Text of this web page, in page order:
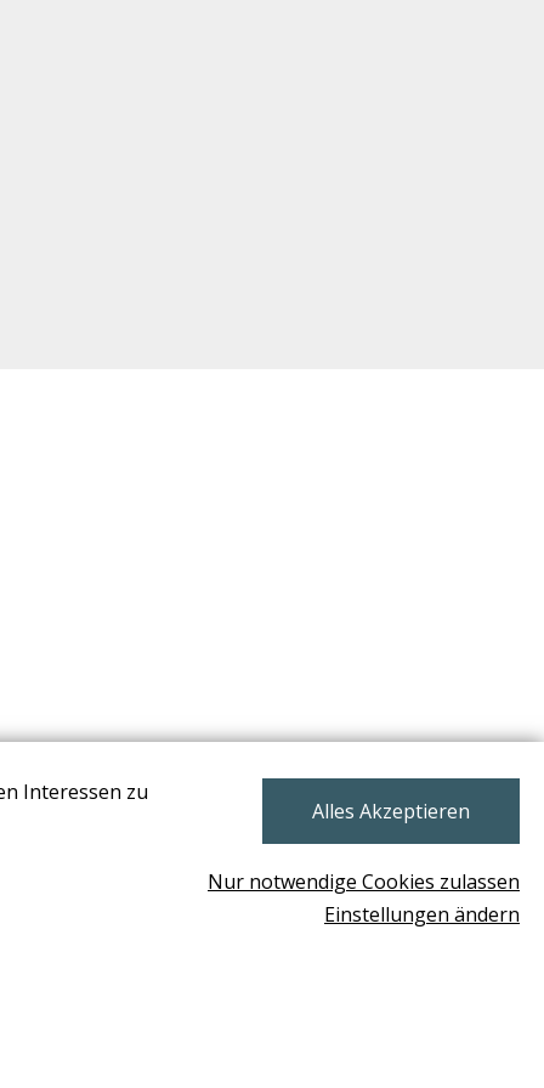
Interessen zu
Alles Akzeptieren
Nur notwendige Cookies zulassen
Einstellungen ändern